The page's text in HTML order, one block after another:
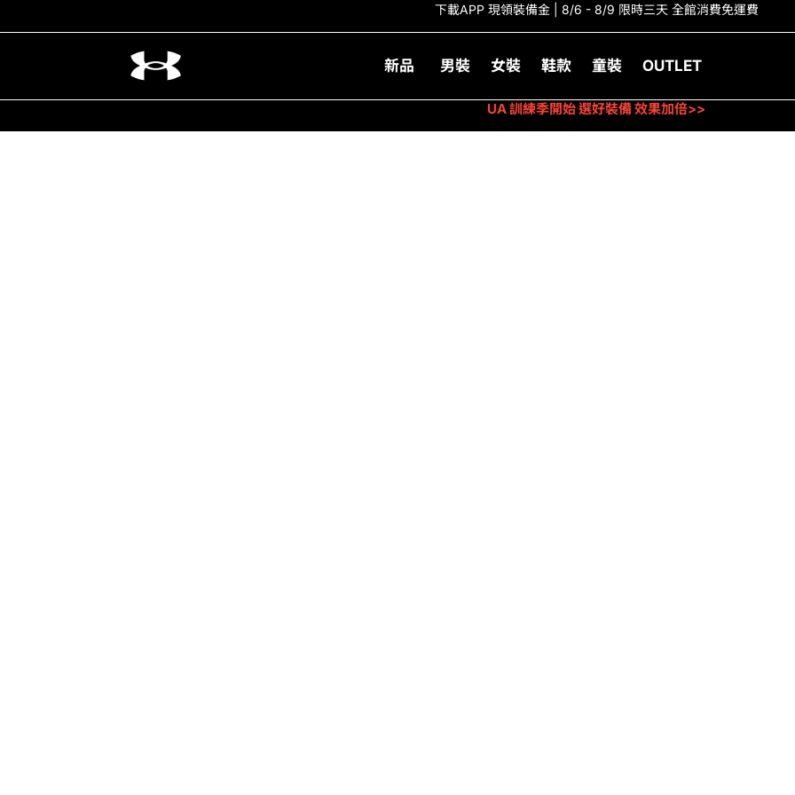
下載APP 現領裝備金 | 8/6 - 8/9 限時三天 全館消費免運費
新品 男裝 女裝 鞋款 童裝 OUTLET
UA 訓練季開始 選好裝備 效果加倍>>